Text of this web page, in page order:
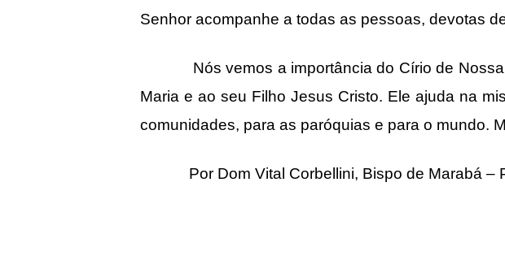
Senhor acompanhe a todas as pessoas, devotas
Nós vemos a importância do Círio de Nossa
Maria e ao seu Filho Jesus Cristo. Ele ajuda na
comunidades, para as paróquias e para o mundo.
Por Dom Vital Corbellini, Bispo de Marabá –